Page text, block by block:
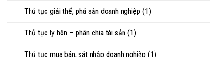
Thủ tục giải thể, phá sản doanh nghiệp (1)
Thủ tục ly hôn – phân chia tài sản (1)
Thủ tục mua bán, sát nhập doanh nghiệp (1)